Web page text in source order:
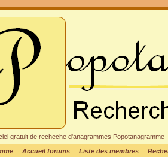
gratuit de recheche d'anagrammes Popotanagramme
Accueil forums Liste des membres